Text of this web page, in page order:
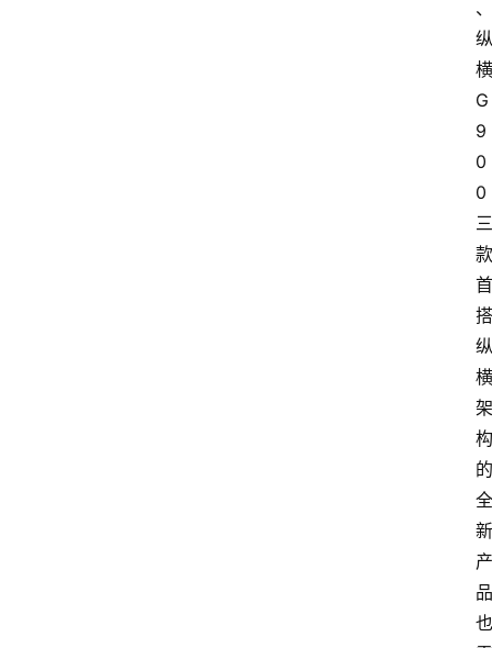
、
纵
横
G
9
0
0
三
款
首
搭
纵
横
架
构
的
全
新
产
品
也